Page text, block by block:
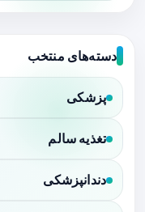
دسته‌های منتخب
پزشکی
تغذیه سالم
دندانپزشکی